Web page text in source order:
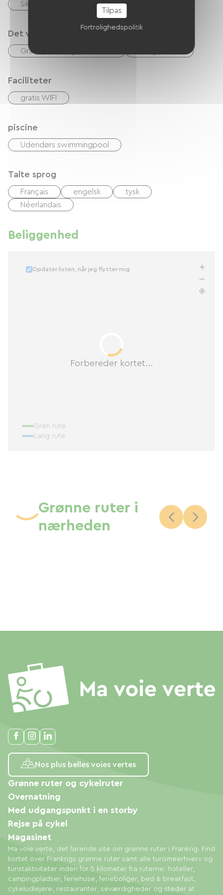
Sikker cykelskur
Det vi er gode til
Gratis parkering på stedet
Faciliteter
gratis WIFI
piscine
Udendørs swimmingpool
Talte sprog
Français engelsk
tysk
Néerlandais
Beliggenhed
Forbereder kortet...
Opdater listen, når jeg flytter mig
Grøn rute
Lang rute
Grønne ruter i
nærheden
Nos plus belles voies vertes
Ma voie verte, det førende site om grønne ruter i Frankrig. Find
kortet over Frankrigs grønne ruter samt alle turismeerhverv og
turistaktiviteter inden for 5 kilometer fra ruterne: hoteller,
campingpladser, feriehuse, ferieboliger, bed & breakfast,
cykeludlejere, restauranter, seværdigheder og steder at
Grønne ruter og cykelruter
Overnatning
Med udgangspunkt i en storby
Rejse på cykel
Magasinet
Tilpas
Fortrolighedspolitik